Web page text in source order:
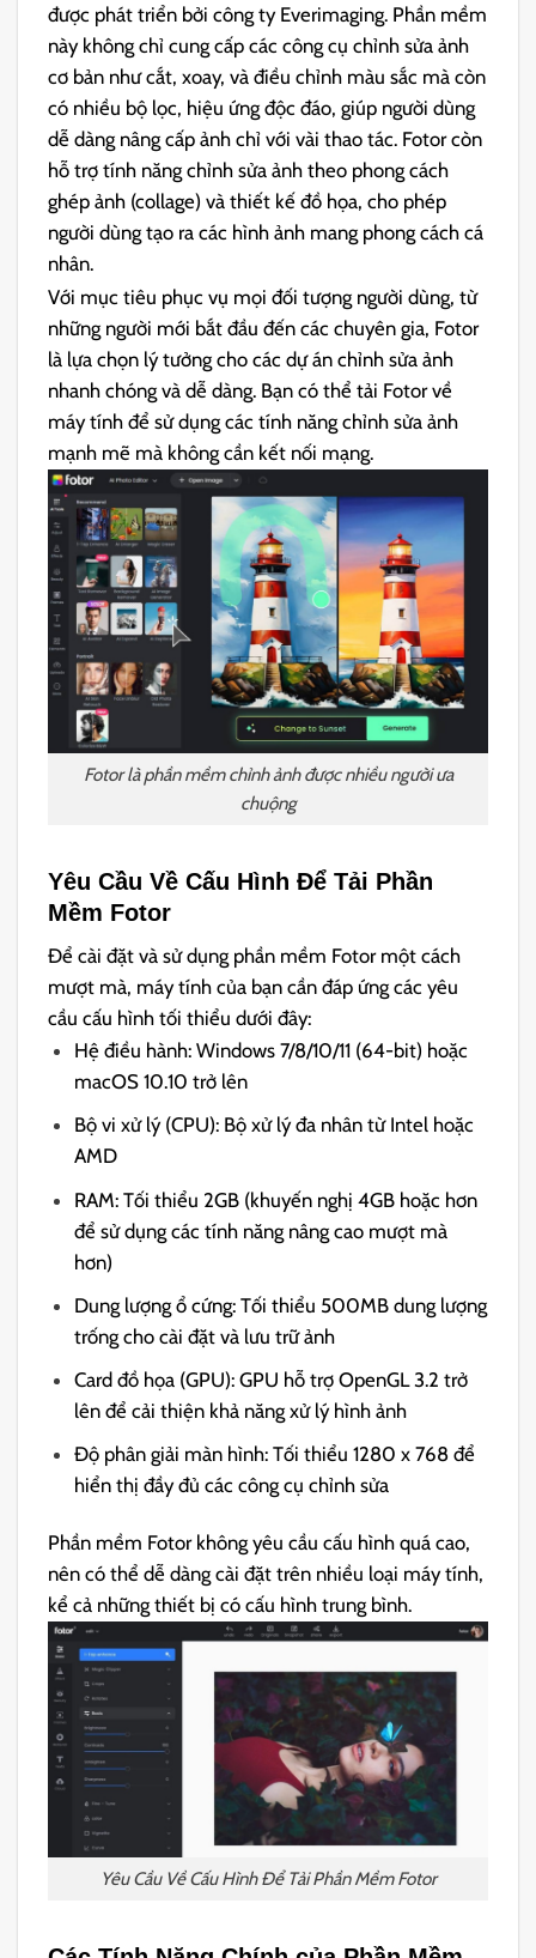
được phát triển bởi công ty Everimaging. Phần mềm
này không chỉ cung cấp các công cụ chỉnh sửa ảnh
cơ bản như cắt, xoay, và điều chỉnh màu sắc mà còn
có nhiều bộ lọc, hiệu ứng độc đáo, giúp người dùng
dễ dàng nâng cấp ảnh chỉ với vài thao tác. Fotor còn
hỗ trợ tính năng chỉnh sửa ảnh theo phong cách
ghép ảnh (collage) và thiết kế đồ họa, cho phép
người dùng tạo ra các hình ảnh mang phong cách cá
nhân.
Với mục tiêu phục vụ mọi đối tượng người dùng, từ
những người mới bắt đầu đến các chuyên gia, Fotor
là lựa chọn lý tưởng cho các dự án chỉnh sửa ảnh
nhanh chóng và dễ dàng. Bạn có thể tải Fotor về
máy tính để sử dụng các tính năng chỉnh sửa ảnh
mạnh mẽ mà không cần kết nối mạng.
Fotor là phần mềm chỉnh ảnh được nhiều người ưa
chuộng
Yêu Cầu Về Cấu Hình Để Tải Phần
Mềm Fotor
Để cài đặt và sử dụng phần mềm Fotor một cách
mượt mà, máy tính của bạn cần đáp ứng các yêu
cầu cấu hình tối thiểu dưới đây:
Hệ điều hành: Windows 7/8/10/11 (64-bit) hoặc
macOS 10.10 trở lên
Bộ vi xử lý (CPU): Bộ xử lý đa nhân từ Intel hoặc
AMD
RAM: Tối thiểu 2GB (khuyến nghị 4GB hoặc hơn
để sử dụng các tính năng nâng cao mượt mà
hơn)
Dung lượng ổ cứng: Tối thiểu 500MB dung lượng
trống cho cài đặt và lưu trữ ảnh
Card đồ họa (GPU): GPU hỗ trợ OpenGL 3.2 trở
lên để cải thiện khả năng xử lý hình ảnh
Độ phân giải màn hình: Tối thiểu 1280 x 768 để
hiển thị đầy đủ các công cụ chỉnh sửa
Phần mềm Fotor không yêu cầu cấu hình quá cao,
nên có thể dễ dàng cài đặt trên nhiều loại máy tính,
kể cả những thiết bị có cấu hình trung bình.
Yêu Cầu Về Cấu Hình Để Tải Phần Mềm Fotor